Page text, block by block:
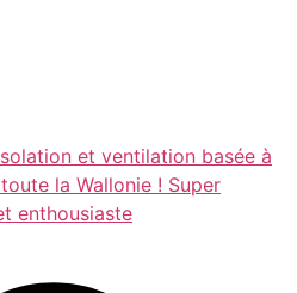
et ventilation basée à
la Wallonie ! Super
enthousiaste